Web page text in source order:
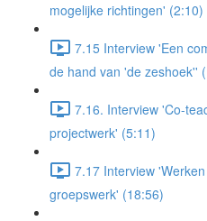
mogelijke richtingen' (2:10)
7.15 Interview 'Een
de hand van 'de zeshoek''
7.16. Interview 'Co-
projectwerk' (5:11)
7.17 Interview
groepswerk' (18:56)